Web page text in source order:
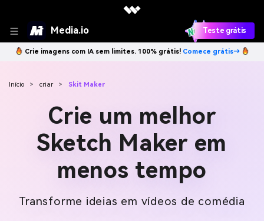
Media.io Teste grátis
Crie imagens com IA sem limites. 100% grátis! Comece grátis→
Início > criar > Skit Maker
Crie um melhor
Sketch Maker em
menos tempo
Transforme ideias em vídeos de comédia